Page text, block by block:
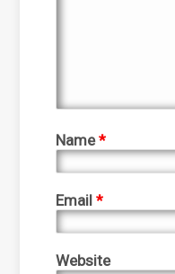
Name*
Email*
Website